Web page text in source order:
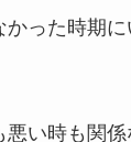
かった時期
い時も関